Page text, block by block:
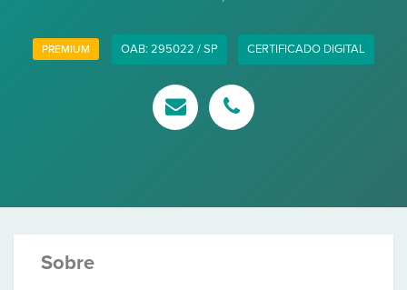
PREMIUM OAB: 295022 / SP CERTIFICADO DIGITAL
Sobre